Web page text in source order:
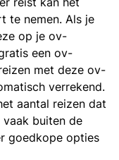
te nemen. Als je
op je ov-
een ov-
met deze ov-
verrekend.
aantal reizen dat
vaak buiten de
goedkope opties